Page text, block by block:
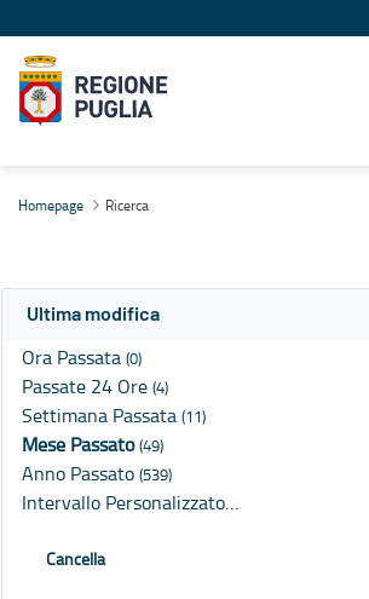
Homepage Ricerca
Ultima modifica
Ora Passata (0)
Passate 24 Ore (4)
Settimana Passata (11)
Mese Passato(49)
Anno Passato (539)
Intervallo Personalizzato…
Cancella